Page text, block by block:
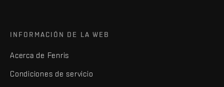
INFORMACIÓN DE LA WEB
Acerca de Fenris
Condiciones de servicio